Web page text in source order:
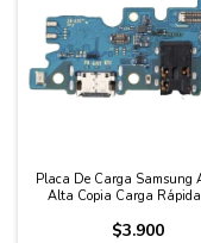
Placa De Carga Samsung
Alta Copia Carga
$3.900